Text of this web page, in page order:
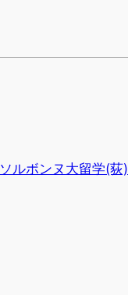
ソルボンヌ大留学(荻)